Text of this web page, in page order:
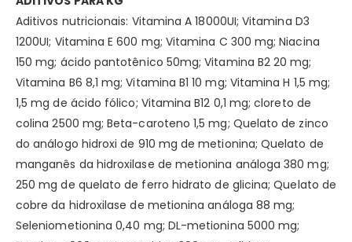
Aditivos nutricionais: Vitamina A 18000UI; Vitamina D3
1200UI; Vitamina E 600 mg; Vitamina C 300 mg; Niacina
150 mg; ácido pantotênico 50mg; Vitamina B2 20 mg;
Vitamina B6 8,1 mg; Vitamina B1 10 mg; Vitamina H 1,5 mg;
1,5 mg de ácido fólico; Vitamina B12 0,1 mg; cloreto de
colina 2500 mg; Beta-caroteno 1,5 mg; Quelato de zinco
do análogo hidroxi de 910 mg de metionina; Quelato de
manganês da hidroxilase de metionina análoga 380 mg;
250 mg de quelato de ferro hidrato de glicina; Quelato de
cobre da hidroxilase de metionina análoga 88 mg;
Seleniometionina 0,40 mg; DL-metionina 5000 mg;